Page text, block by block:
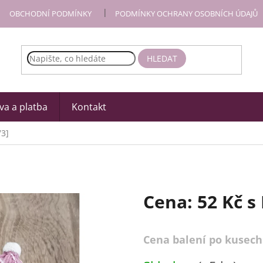
OBCHODNÍ PODMÍNKY PODMÍNKY OCHRANY OSOBNÍCH ÚDAJŮ
HLEDAT
a platba Kontakt
Cena: 52 Kč s
Cena balení po